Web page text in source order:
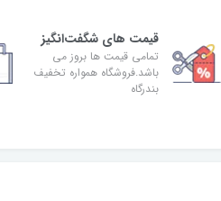
قیمت های شگفت‌انگیز
تمامی قیمت ها بروز می
باشد.فروشگاه همواره تخفیف
بندرگاه